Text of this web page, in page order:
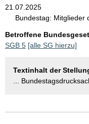
21.07.2025
Bundestag: Mitglieder
Betroffene
SGB 5 [alle SG hierzu]
Textinhalt der
...